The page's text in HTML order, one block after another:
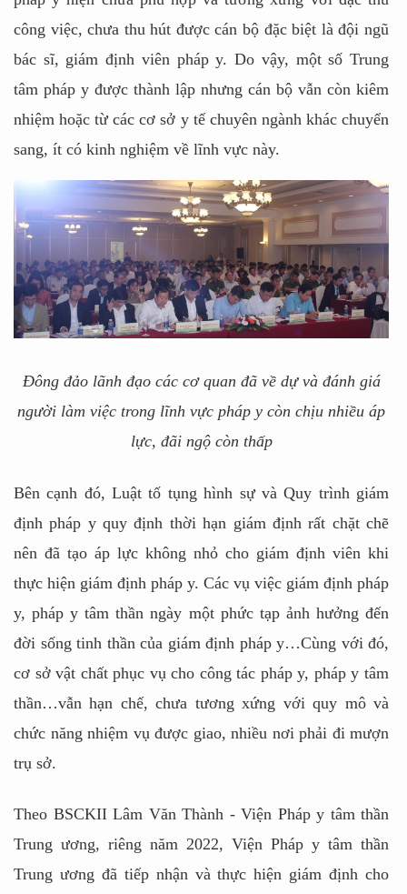
công việc, chưa thu hút được cán bộ đặc biệt là đội ngũ
bác sĩ, giám định viên pháp y. Do vậy, một số Trung
tâm pháp y được thành lập nhưng cán bộ vẫn còn kiêm
nhiệm hoặc từ các cơ sở y tế chuyên ngành khác chuyển
sang, ít có kinh nghiệm về lĩnh vực này.
Đông đảo lãnh đạo các cơ quan đã về dự và đánh giá
người làm việc trong lĩnh vực pháp y còn chịu nhiều áp
lực, đãi ngộ còn thấp
Bên cạnh đó, Luật tố tụng hình sự và Quy trình giám
định pháp y quy định thời hạn giám định rất chặt chẽ
nên đã tạo áp lực không nhỏ cho giám định viên khi
thực hiện giám định pháp y. Các vụ việc giám định pháp
y, pháp y tâm thần ngày một phức tạp ảnh hưởng đến
đời sống tinh thần của giám định pháp y…Cùng với đó,
cơ sở vật chất phục vụ cho công tác pháp y, pháp y tâm
thần…vẫn hạn chế, chưa tương xứng với quy mô và
chức năng nhiệm vụ được giao, nhiều nơi phải đi mượn
trụ sở.
Theo BSCKII Lâm Văn Thành - Viện Pháp y tâm thần
Trung ương, riêng năm 2022, Viện Pháp y tâm thần
Trung ương đã tiếp nhận và thực hiện giám định cho